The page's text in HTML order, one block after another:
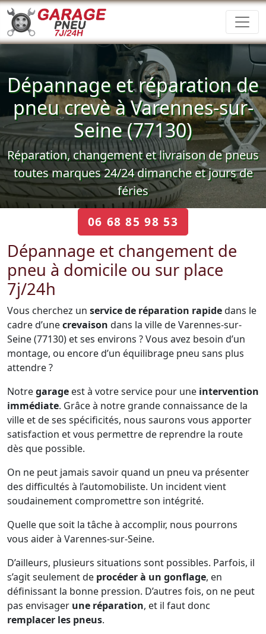
Dépannage et réparation de
pneu crevè à Varennes-sur-
Seine (77130)
Réparation, changement et livraison de pneus
toutes marques 24/24 dimanche et jours de
féries
06 68 85 98 53
Dépannage et changement de
pneu à domicile ou sur place
7j/24h
Vous cherchez un service de réparation rapidedans le
cadre d’unecrevaison dans la ville de Varennes-sur-
Seine (77130) et ses environs ? Vous avez besoin d’un
montage, ou encore d’un équilibrage pneu sans plus
attendre ?
Notregarage est à votre service pour une intervention
immédiate. Grâce à notre grande connaissance de la
ville et de ses spécificités, nous saurons vous apporter
satisfaction et vous permettre de reprendre la route
dès que possible.
On ne peut jamais savoir quand un pneu va présenter
des difficultés à l’automobiliste. Un incident vient
soudainement compromettre son intégrité.
Quelle que soit la tâche à accomplir, nous pourrons
vous aider à Varennes-sur-Seine.
D’ailleurs, plusieurs situations sont possibles. Parfois, il
s’agit seulement de procéder à un gonflage, en
définissant la bonne pression. D’autres fois, on ne peut
pas envisager une réparation, et il faut donc
remplacer les pneus.